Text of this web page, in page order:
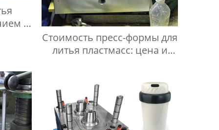
в
Стоимость пресс-формы для
литья пластмасс: цена и